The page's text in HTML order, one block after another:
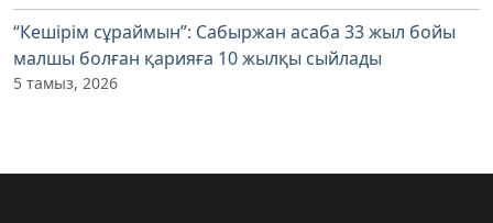
“Кешірім сұраймын”: Сабыржан асаба 33 жыл бойы
малшы болған қарияға 10 жылқы сыйлады
5 тамыз, 2026